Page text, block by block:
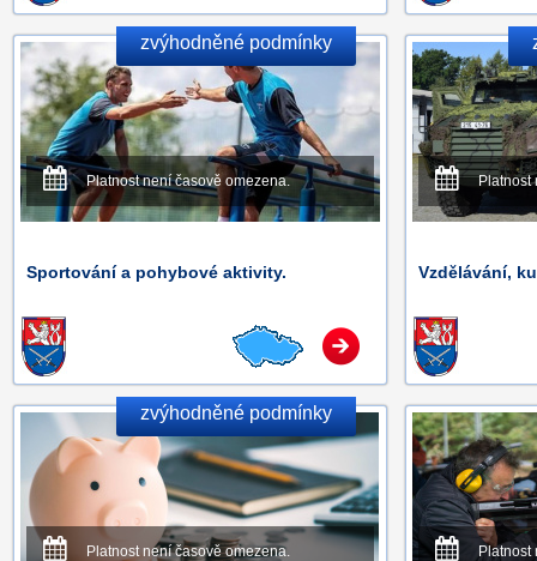
zvýhodněné podmínky
Platnost není časově omezena.
Sportování a pohybové aktivity.
Platnost
Vzdělávání,
zvýhodněné podmínky
Platnost není časově omezena. Platnost